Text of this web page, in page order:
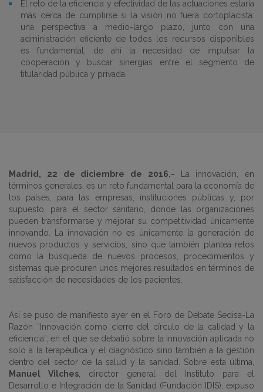
El reto de la eficiencia y efectividad de las actuaciones estaría
más cerca de cumplirse si la visión no fuera cortoplacista:
una perspectiva a medio-largo plazo, junto con una
administración eficiente de todos los recursos disponibles
es fundamental, de ahí la necesidad de impulsar la
cooperación y buscar sinergias entre el segmento de
titularidad pública y privada.
Madrid, 22 de diciembre de 2016.- La innovación, en
términos generales, es un reto fundamental para la economía de
los países, para las empresas, instituciones públicas y, por
supuesto, para el sector sanitario, donde las organizaciones
pueden transformarse y mejorar su competitividad únicamente
innovando. La innovación no es únicamente la generación de
nuevos productos y servicios, sino que también plantea retos
como la búsqueda de nuevos procesos, procedimientos y
sistemas que procuren unos mejores resultados en términos de
satisfacción de necesidades de los pacientes.
Así se puso de manifiesto ayer en el Foro de Debate Sedisa-La
Razón “Innovación como cierre del círculo de la calidad y la
eficiencia”, en el que se debatió sobre la innovación aplicada no
solo a la terapéutica y el diagnóstico sino también a la gestión
dentro del sector de la salud y la sanidad. Sobre esta última,
Manuel Vilches , director general del Instituto para el
Desarrollo e Integración de la Sanidad (Fundación IDIS), expuso